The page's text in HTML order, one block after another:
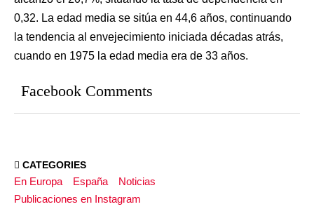
0,32. La edad media se sitúa en 44,6 años, continuando
la tendencia al envejecimiento iniciada décadas atrás,
cuando en 1975 la edad media era de 33 años.
Facebook Comments
CATEGORIES
En Europa España
Noticias
Publicaciones en Instagram